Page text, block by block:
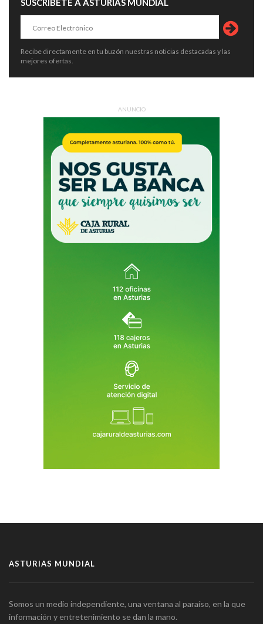
SUSCRÍBETE A ASTURIAS MUNDIAL
Recibe directamente en tu buzón nuestras noticias destacadas y las
mejores ofertas.
ANUNCIO
ASTURIAS MUNDIAL
Somos un medio independiente, una ventana al paraíso, en la que
información y entretenimiento se dan la mano.